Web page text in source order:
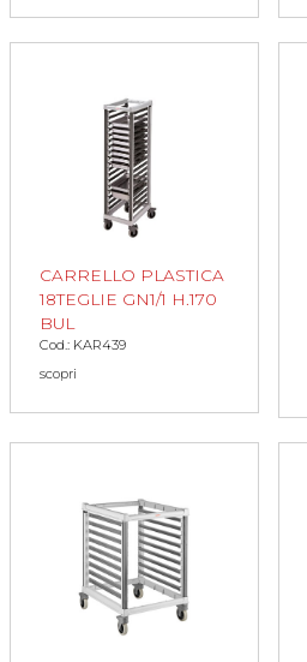
CARRELLO PLASTICA
18TEGLIE GN1/1 H.170
BUL
Cod.: KAR439
scopri